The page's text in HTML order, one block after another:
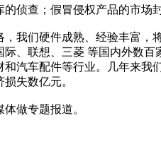
侦查；假冒侵权产品的市场
我们硬件成熟、经验丰富，
、联想、三菱 等国内外数
汽车配件等行业。几年来我
失数亿元。
做专题报道。